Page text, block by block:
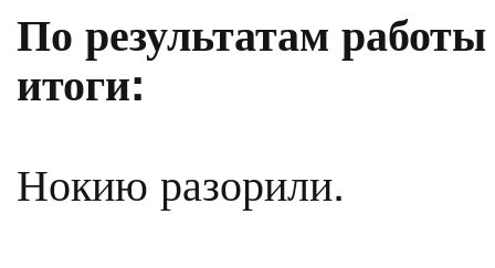
По результатам
итоги:
Нокию разорили.